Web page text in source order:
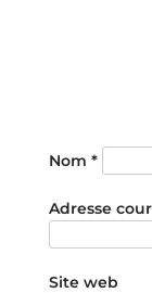
Nom *
Adresse
Site web